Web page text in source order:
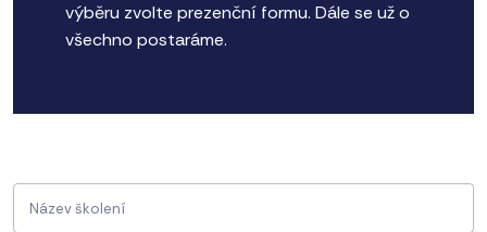
výběru zvolte prezenční formu. Dále se už o
všechno postaráme.